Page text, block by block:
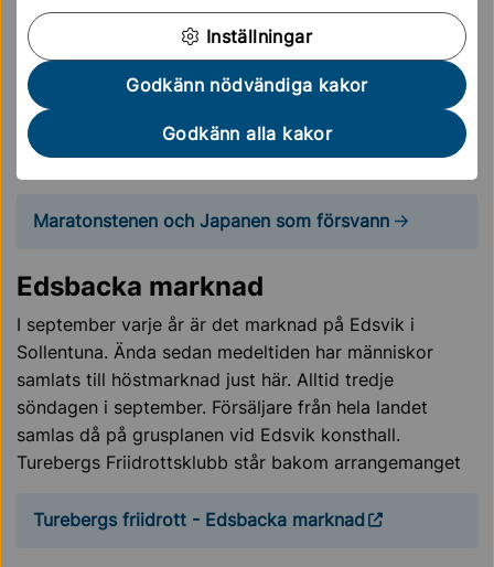
Inställningar
Godkänn nödvändiga kakor
Godkänn alla kakor
Maratonstenen och "Japanen som
försvann"
Maratonstenen är ett minnesmärke över Olympiaden i
Stockholm 1912. Den tillkom på initiativ av Olympiska
kommittén, som ett minne av maratonloppet som gick
från Stockholms stadion till Sollentuna och tillbaka.
Maratonstenen och Japanen som försvann
Edsbacka marknad
I september varje år är det marknad på Edsvik i
Sollentuna. Ända sedan medeltiden har människor
samlats till höstmarknad just här. Alltid tredje
söndagen i september. Försäljare från hela landet
samlas då på grusplanen vid Edsvik konsthall.
Turebergs Friidrottsklubb står bakom arrangemanget
Turebergs friidrott - Edsbacka marknad